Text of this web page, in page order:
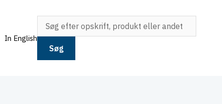
In English
Søg